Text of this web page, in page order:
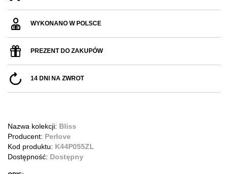
WYKONANO W POLSCE
PREZENT DO ZAKUPÓW
14 DNI NA ZWROT
Nazwa kolekcji: Bliss
Producent: Perlove
Kod produktu: K44P055ZL
Dostępność: Dostępny